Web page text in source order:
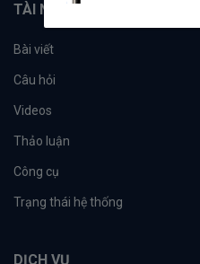
TÀI NGUYÊN
Bài viết
Câu hỏi
Videos
Thảo luận
Công cụ
Trạng thái hệ thống
DỊCH VỤ